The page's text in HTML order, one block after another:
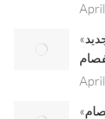
«شارموفرز» تحتفل بإطلاق ألبومها الجديد